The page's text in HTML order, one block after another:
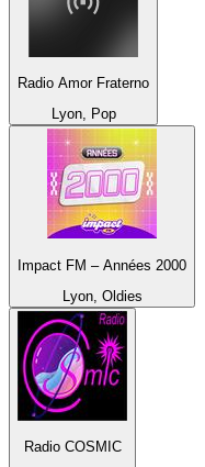
Radio Amor Fraterno
Lyon, Pop
Impact FM – Années 2000
Lyon, Oldies
Radio COSMIC